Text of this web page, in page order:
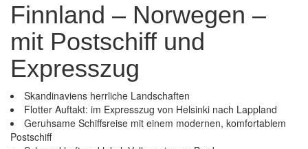
Finnland – Norwegen –
mit Postschiff und
Expresszug
Skandinaviens herrliche Landschaften
Flotter Auftakt: im Expresszug von Helsinki nach Lappland
Geruhsame Schiffsreise mit einem modernen, komfortablem
Postschiff